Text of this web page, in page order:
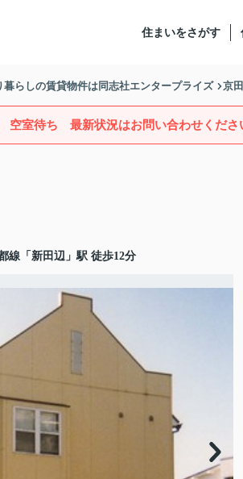
住まいをさがす
らしの賃貸物件は同志社エンタープライズ 京
空室待ち 最新状況はお問い合わせくださ
線 「 新田辺 」駅 徒歩12分